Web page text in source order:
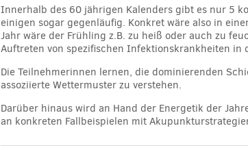
Innerhalb des 60 jährigen Kalenders gibt es nur 5
einigen sogar gegenläufig. Konkret wäre also in
Jahr wäre der Frühling z.B. zu heiß oder auch zu
Auftreten von spezifischen Infektionskrankheiten in
Die Teilnehmerinnen lernen, die dominierenden
assoziierte Wettermuster zu verstehen.
Darüber hinaus wird an Hand der Energetik der
an konkreten Fallbeispielen mit